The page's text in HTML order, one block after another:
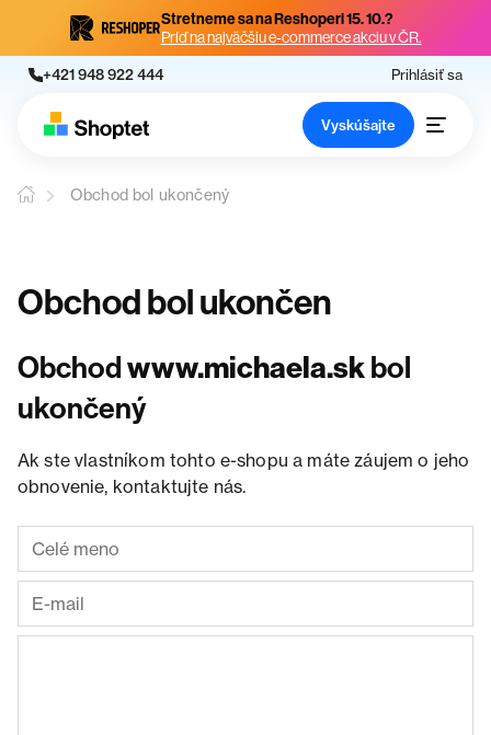
Stretneme sa na Reshoperi 15. 10.?
Príď na najväčšiu e-commerce akciu v ČR.
+421 948 922 444 Prihlásiť sa
Vyskúšajte
Obchod bol ukončený
Obchod bol ukončen
Obchodwww.michaela.skbol
ukončený
Ak ste vlastníkom tohto e-shopu a máte záujem o jeho
obnovenie, kontaktujte nás.